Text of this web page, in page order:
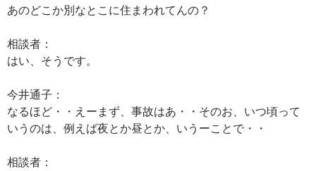
あのどこか別なとこに住まわれてんの？
相談者：
はい、そうです。
今井通子：
なるほど・・えーまず、事故はあ・・そのお、いつ頃って
いうのは、例えば夜とか昼とか、いうーことで・・
相談者：